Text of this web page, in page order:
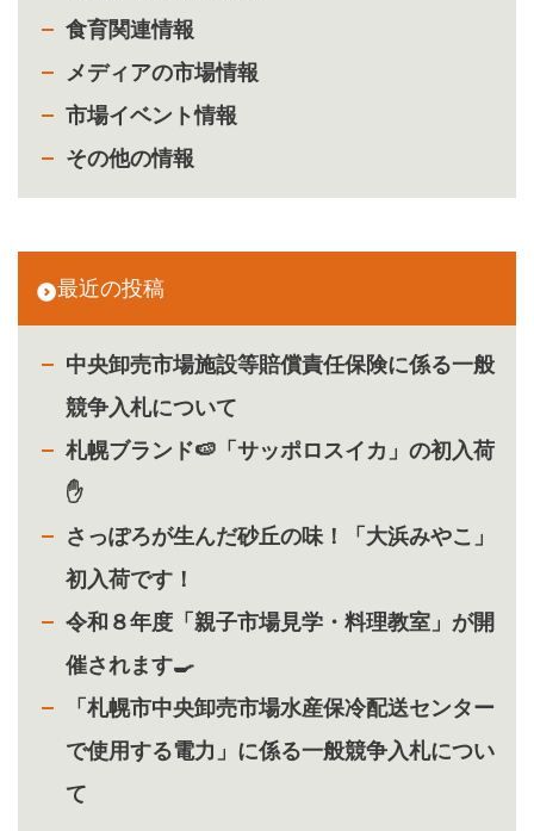
食育関連情報
メディアの市場情報
市場イベント情報
その他の情報
最近の投稿
中央卸売市場施設等賠償責任保険に係る一般
競争入札について
札幌ブランド🍉「サッポロスイカ」の初入荷
✋
さっぽろが生んだ砂丘の味！「大浜みやこ」
初入荷です！
令和８年度「親子市場見学・料理教室」が開
催されます🍳
「札幌市中央卸売市場水産保冷配送センター
で使用する電力」に係る一般競争入札につい
て